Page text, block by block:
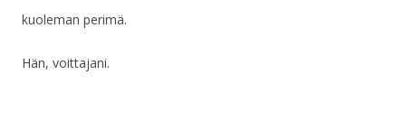
kuoleman perimä.
Hän, voittajani.